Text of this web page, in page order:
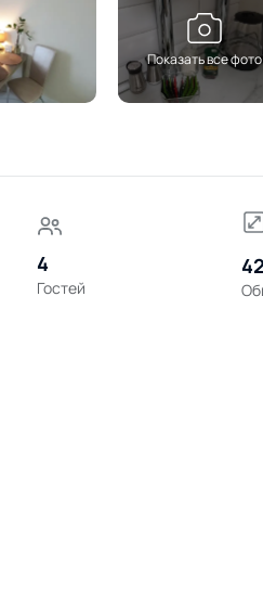
Показать все фото
4
Гостей